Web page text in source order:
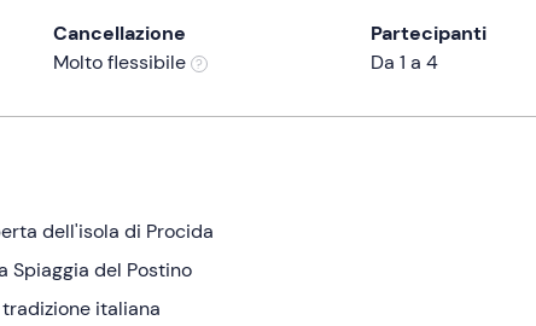
Cancellazione
Molto flessibile
Partecipanti
Da 1 a 4
dell'isola di Procida
Spiaggia del Postino
italiana